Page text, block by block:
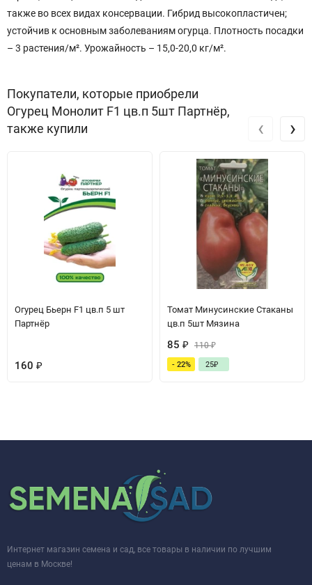
также во всех видах консервации. Гибрид высокопластичен;
устойчив к основным заболеваниям огурца. Плотность посадки
– 3 растения/м². Урожайность – 15,0-20,0 кг/м².
Покупатели, которые приобрели
Огурец Монолит F1 цв.п 5шт Партнёр,
также купили
Огурец Бьерн F1 цв.п 5 шт
Партнёр
160 ₽
Томат Минусинские Стаканы
цв.п 5шт Мязина
85 ₽ 110₽
- 22% 25₽
‹ ›
Интернет магазин семена и сад, все товары в наличии по лучшим
ценам в Москве!